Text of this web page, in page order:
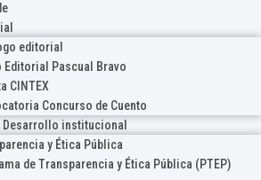
editorial
Editorial Pascual Bravo
CINTEX
Concurso de Cuento
Desarrollo institucional
y Ética Pública
de Transparencia y Ética Pública (PTEP)